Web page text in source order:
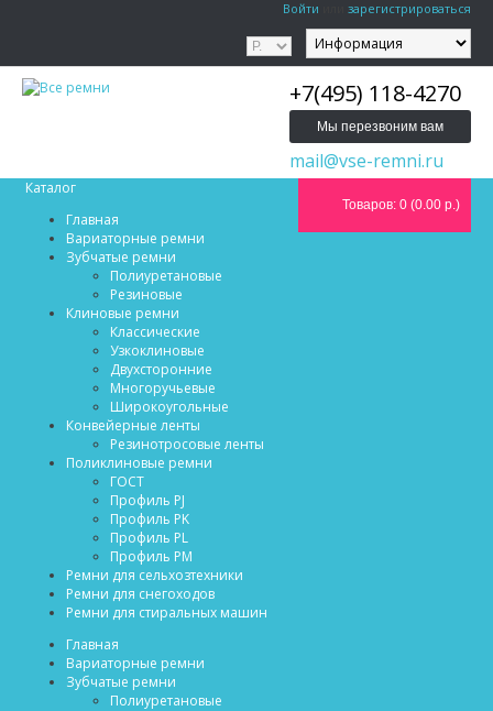
Войти зарегистрироваться
+7(495) 118-4270
Мы перезвоним вам
mail@vse-remni.ru
Каталог
Товаров: 0 (0.00 р.)
Главная
Вариаторные ремни
Зубчатые ремни
Полиуретановые
Резиновые
Клиновые ремни
Классические
Узкоклиновые
Двухсторонние
Многоручьевые
Широкоугольные
Конвейерные ленты
Резинотросовые ленты
Поликлиновые ремни
ГОСТ
Профиль PJ
Профиль PK
Профиль PL
Профиль PM
Ремни для сельхозтехники
Ремни для снегоходов
Ремни для стиральных машин
Главная
Вариаторные ремни
Зубчатые ремни
Полиуретановые